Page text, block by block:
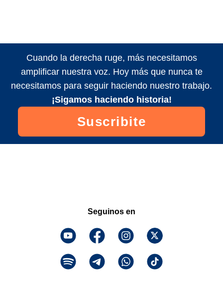
Cuando la derecha ruge, más necesitamos
amplificar nuestra voz. Hoy más que nunca te
necesitamos para seguir haciendo nuestro trabajo.
¡Sigamos haciendo historia!
Suscribite
Seguinos en